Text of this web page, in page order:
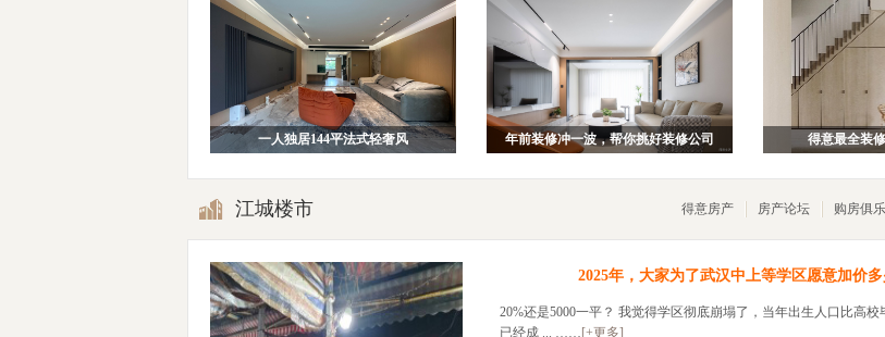
一人独居144平法式轻奢风 年前装修冲一波，帮你挑好装修公司 得意最全装
江城楼市 得意房产 房产论坛 购房俱
2025年，大家为了武汉中上等学区愿意加价多
20%还是5000一平？ 我觉得学区彻底崩塌了，当年出生人口比高校
已经成 ... …… [+更多]